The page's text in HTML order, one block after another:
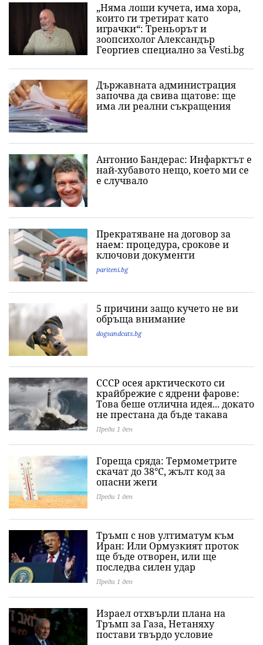
„Няма лоши кучета, има хора,
които ги третират като
играчки“: Треньорът и
зоопсихолог Александър
Георгиев специално за Vesti.bg
Държавната администрация
започва да свива щатове: ще
има ли реални съкращения
Антонио Бандерас: Инфарктът е
най-хубавото нещо, което ми се
е случвало
Прекратяване на договор за
наем: процедура, срокове и
ключови документи
pariteni.bg
5 причини защо кучето не ви
обръща внимание
dogsandcats.bg
СССР осея арктическото си
крайбрежие с ядрени фарове:
Това беше отлична идея... докато
не престана да бъде такава
Преди 1 ден
Гореща сряда: Термометрите
скачат до 38°C, жълт код за
опасни жеги
Преди 1 ден
Тръмп с нов ултиматум към
Иран: Или Ормузкият проток
ще бъде отворен, или ще
последва силен удар
Преди 1 ден
Израел отхвърли плана на
Тръмп за Газа, Нетаняху
постави твърдо условие